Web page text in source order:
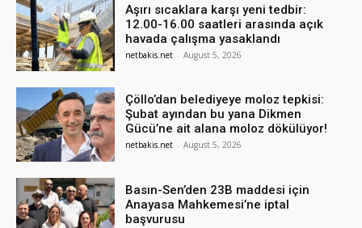
Aşırı sıcaklara karşı yeni tedbir:
12.00-16.00 saatleri arasında açık
havada çalışma yasaklandı
netbakis.net - August 5, 2026
Çöllo’dan belediyeye moloz tepkisi:
Şubat ayından bu yana Dikmen
Gücü’ne ait alana moloz dökülüyor!
netbakis.net - August 5, 2026
Basın-Sen’den 23B maddesi için
Anayasa Mahkemesi’ne iptal
başvurusu